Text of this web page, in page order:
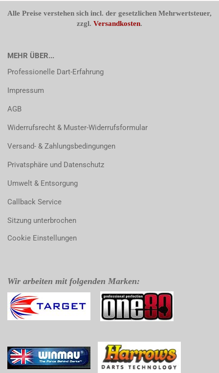
Alle Preise verstehen sich incl. der gesetzlichen Mehrwertsteuer,
zzgl. Versandkosten.
MEHR ÜBER...
Professionelle Dart-Erfahrung
Impressum
AGB
Widerrufsrecht & Muster-Widerrufsformular
Versand- & Zahlungsbedingungen
Privatsphäre und Datenschutz
Umwelt & Entsorgung
Callback Service
Sitzung unterbrochen
Cookie Einstellungen
Wir arbeiten mit folgenden Marken: